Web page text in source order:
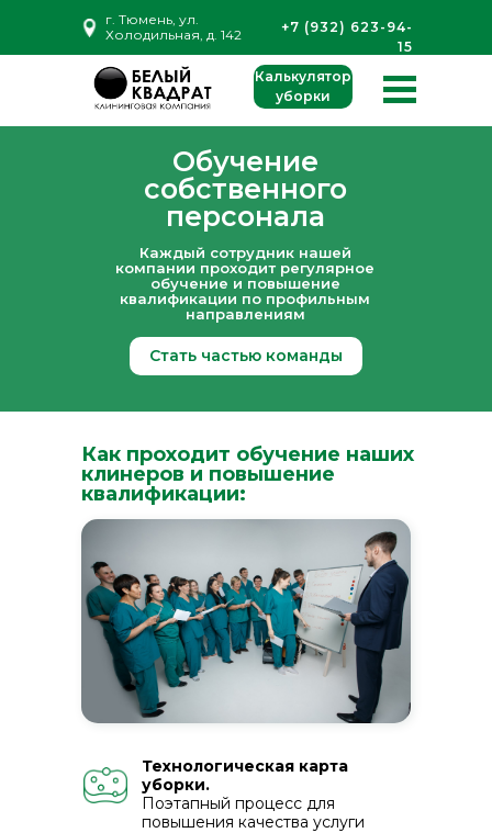
Калькулятор
уборки
г. Тюмень, ул.
Холодильная, д. 142
+7 (932) 623-94-
15
Обучение
собственного
персонала
Каждый сотрудник нашей
компании проходит регулярное
обучение и повышение
квалификации по профильным
направлениям
Стать частью команды
Как проходит обучение наших
клинеров и повышение
квалификации:
Технологическая карта
уборки.
Поэтапный процесс для
повышения качества услуги